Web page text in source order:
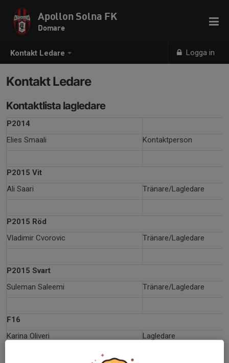
Kontakt Ledare Logga in
Apollon Solna FK
Domare
Kontakt Ledare
Kontaktlista lagledare
P2014
Elies Smaali
Kontaktperson
P2015 Vit
Ali Saari
Tränare/Lagledare
P2015 Röd
Vladimir Cvorovic
Tränare/Lagledare
P2015 Svart
Suleman Saleemi
Tränare/Lagledare
F16
Karina Oliveri
Lagledare